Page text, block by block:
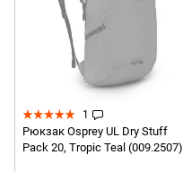
1
Рюкзак Osprey UL Dry Stuff
Pack 20, Tropic Teal (009.2507)